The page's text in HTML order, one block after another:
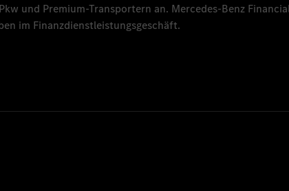
und Premium-Transportern an. Mercedes-Benz
im Finanzdienstleistungsgeschäft.